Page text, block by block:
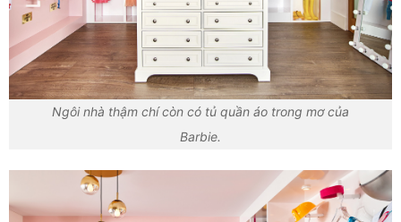
Ngôi nhà thậm chí còn có tủ quần áo trong mơ của
Barbie.